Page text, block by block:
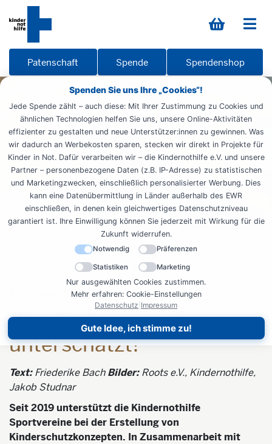
Spenden Sie uns Ihre „Cookies“!
Jede Spende zählt – auch diese: Mit Ihrer Zustimmung zu Cookies und
ähnlichen Technologien helfen Sie uns, unsere Online-Aktivitäten
effizienter zu gestalten und neue Unterstützer:innen zu gewinnen. Was
wir dadurch an Werbekosten sparen, stecken wir direkt in Projekte für
Kinder in Not. Dafür verarbeiten wir – die Kindernothilfe e.V. und unsere
Partner – personenbezogene Daten (z.B. IP-Adresse) zu statistischen
und Marketingzwecken, einschließlich personalisierter Werbung. Dies
kann eine Datenübermittlung in Länder außerhalb des EWR
einschließen, in denen kein gleichwertiges Datenschutzniveau
garantiert ist. Ihre Einwilligung können Sie jederzeit mit Wirkung für die
Zukunft widerrufen.
Notwendig Präferenzen
Statistiken Marketing
Nur ausgewählten Cookies zustimmen.
Mehr erfahren: Cookie-Einstellungen
Datenschutz Impressum
Gute Idee, ich stimme zu!
Patenschaft Spende Spendenshop
Weltweit aktiv
Reportagen
Weltweiter Blick
Rassismus
Rassismus im Sport
"Das Problem wird massiv
unterschätzt!"
Text:Friederike BachBilder:Roots e.V., Kindernothilfe,
Jakob Studnar
Seit 2019 unterstützt die Kindernothilfe
Sportvereine bei der Erstellung von
Kinderschutzkonzepten. In Zusammenarbeit mit